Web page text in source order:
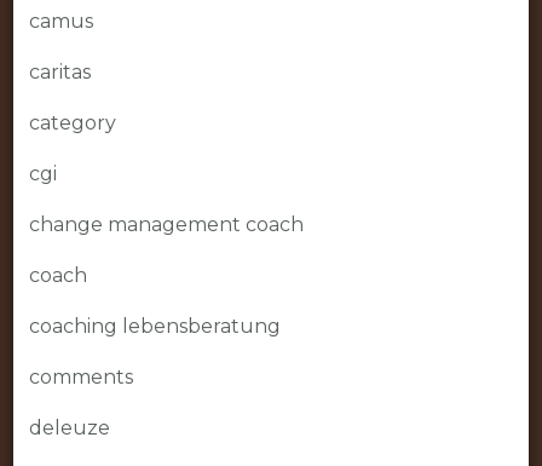
camus
caritas
category
cgi
change management coach
coach
coaching lebensberatung
comments
deleuze